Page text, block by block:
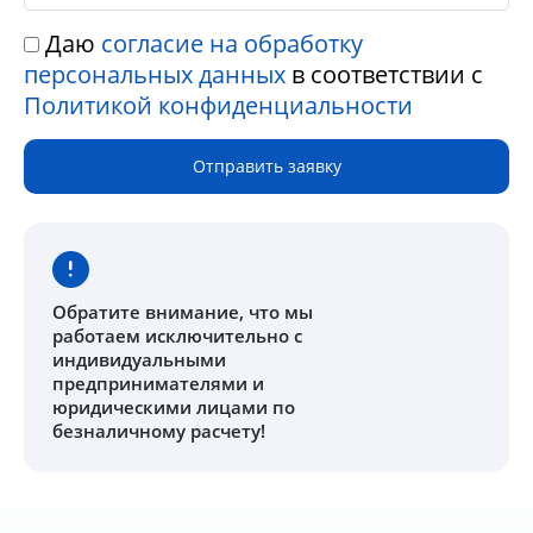
Даю согласие на обработку
персональных данных в соответствии с
Политикой конфиденциальности
Отправить заявку
Обратите внимание, что мы
работаем исключительно с
индивидуальными
предпринимателями и
юридическими лицами по
безналичному расчету!